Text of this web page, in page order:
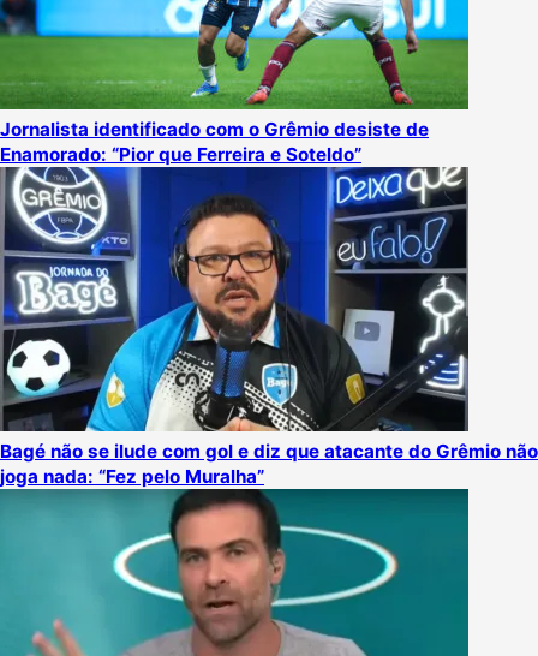
Jornalista identificado com o Grêmio desiste de
Enamorado: “Pior que Ferreira e Soteldo”
Bagé não se ilude com gol e diz que atacante do Grêmio não
joga nada: “Fez pelo Muralha”